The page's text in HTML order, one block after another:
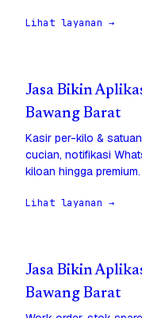
Lihat layanan →
Jasa Bikin
Bawang Barat
Kasir per-kilo &
cucian, notifikasi
kiloan hingga premium.
Lihat layanan →
Jasa Bikin
Bawang Barat